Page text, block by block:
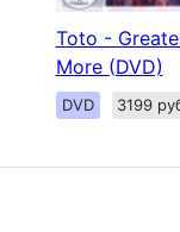
Toto -
More (DVD)
DVD 3199